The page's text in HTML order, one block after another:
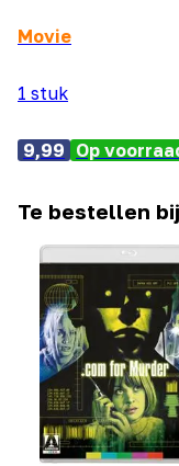
Movie
1 stuk
9,99 Op
Te bestellen